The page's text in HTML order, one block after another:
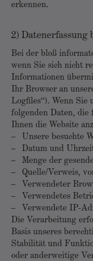
erkennen.
2) Datenerfassung
Bei der bloß
wenn Sie sich nicht
Informationen
Ihr Browser an
Logfiles“). Wenn Sie
folgenden Daten, die
Ihnen die Website
Unsere besuchte
Datum und
Menge der
Quelle/Verweis,
Verwendeter
Verwendetes
Verwendete IP-
Die Verarbeitung
Basis unseres
Stabilität und
oder anderweitige